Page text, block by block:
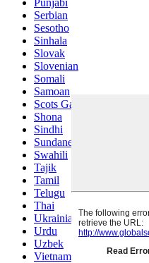
Serbian
Sesotho
Sinhala
Slovak
Slovenian
Somali
Samoan
Scots Gaelic
Shona
Sindhi
Sundanese
Swahili
Tajik
Tamil
Telugu
Thai
Ukrainian
Urdu
Uzbek
Vietnamese